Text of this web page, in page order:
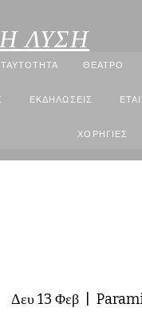
ΛΥΣΗ
ΤΑΥΤΟΤΗΤΑ ΘΕΑΤΡΟ
ΕΚΔΗΛΩΣΕΙΣ
ΧΟΡΗΓΙΕΣ
Δευ 13 Φεβ
  |